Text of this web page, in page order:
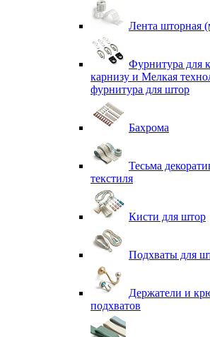
Лента шторная
Фурнитура для
карнизу и Мелкая
фурнитура для штор
Бахрома
Тесьма
текстиля
Кисти для штор
Подхваты для
Держатели и
подхватов